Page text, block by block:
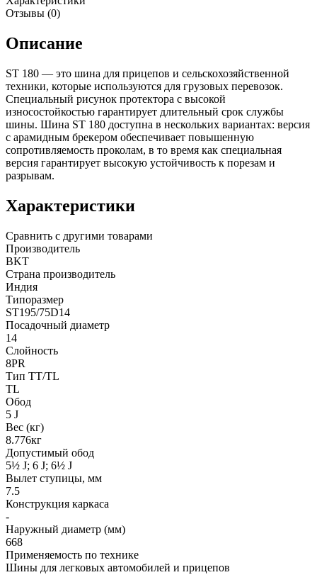
Отзывы (0)
Описание
ST 180 — это шина для прицепов и сельскохозяйственной
техники, которые используются для грузовых перевозок.
Специальный рисунок протектора с высокой
износостойкостью гарантирует длительный срок службы
шины. Шина ST 180 доступна в нескольких вариантах: версия
с арамидным брекером обеспечивает повышенную
сопротивляемость проколам, в то время как специальная
версия гарантирует высокую устойчивость к порезам и
разрывам.
Характеристики
Сравнить с другими товарами
Производитель
BKT
Страна производитель
Индия
Типоразмер
ST195/75D14
Посадочный диаметр
14
Слойность
8PR
Тип TT/TL
TL
Обод
5 J
Вес (кг)
8.776кг
Допустимый обод
5½ J; 6 J; 6½ J
Вылет ступицы, мм
7.5
Конструкция каркаса
-
Наружный диаметр (мм)
668
Применяемость по технике
Шины для легковых автомобилей и прицепов